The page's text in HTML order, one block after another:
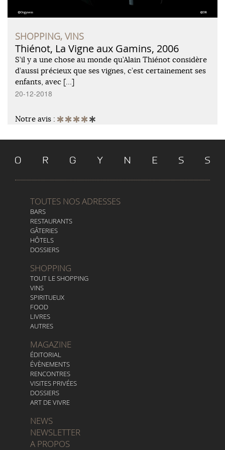
SHOPPING, VINS
Thiénot, La Vigne aux Gamins, 2006
S’il y a une chose au monde qu’Alain Thiénot considère
d’aussi précieux que ses vignes, c’est certainement ses
enfants, avec […]
20-12-2018
Notre avis :
TOUTES NOS ADRESSES
BARS
RESTAURANTS
GÂTERIES
HÔTELS
DOSSIERS
SHOPPING
TOUT LE SHOPPING
VINS
SPIRITUEUX
FOOD
LIVRES
AUTRES
MAGAZINE
ÉDITORIAL
ÉVÈNEMENTS
RENCONTRES
VISITES PRIVÉES
DOSSIERS
ART DE VIVRE
NEWS
NEWSLETTER
A PROPOS